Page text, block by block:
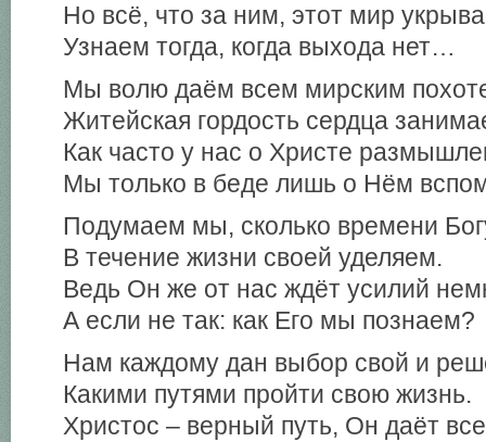
Но всё, что за ним, этот мир
Узнаем тогда, когда выхода нет…
Мы волю даём всем мирским
Житейская гордость сердца
Как часто у нас о Христе
Мы только в беде лишь о Нём
Подумаем мы, сколько времени
В течение жизни своей уделяем.
Ведь Он же от нас ждёт усилий
А если не так: как Его мы познаем?
Нам каждому дан выбор свой и
Какими путями пройти свою жизнь.
Христос – верный путь, Он даёт